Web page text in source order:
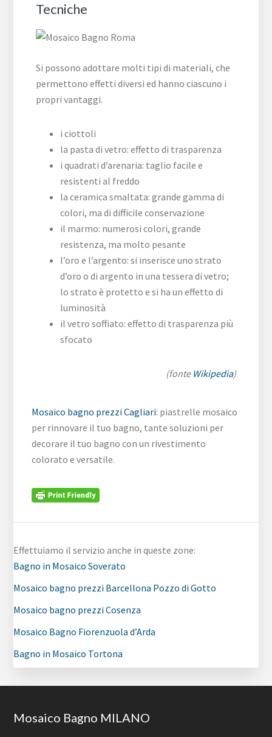
Tecniche
Si possono adottare molti tipi di materiali, che
permettono effetti diversi ed hanno ciascuno i
propri vantaggi.
i ciottoli
la pasta di vetro: effetto di trasparenza
i quadrati d’arenaria: taglio facile e
resistenti al freddo
la ceramica smaltata: grande gamma di
colori, ma di difficile conservazione
il marmo: numerosi colori, grande
resistenza, ma molto pesante
l’oro e l’argento: si inserisce uno strato
d’oro o di argento in una tessera di vetro;
lo strato è protetto e si ha un effetto di
luminosità
il vetro soffiato: effetto di trasparenza più
sfocato
(fonte Wikipedia)
Mosaico bagno prezzi Cagliari: piastrelle mosaico
per rinnovare il tuo bagno, tante soluzioni per
decorare il tuo bagno con un rivestimento
colorato e versatile.
Effettuiamo il servizio anche in queste zone:
Bagno in Mosaico Soverato
Mosaico bagno prezzi Barcellona Pozzo di Gotto
Mosaico bagno prezzi Cosenza
Mosaico Bagno Fiorenzuola d’Arda
Bagno in Mosaico Tortona
Footer
Mosaico Bagno MILANO